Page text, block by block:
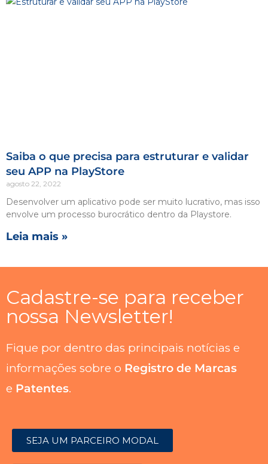
Saiba o que precisa para estruturar e validar
seu APP na PlayStore
agosto 22, 2022
Desenvolver um aplicativo pode ser muito lucrativo, mas isso
envolve um processo burocrático dentro da Playstore.
Leia mais »
Cadastre-se para receber
nossa Newsletter!
Fique por dentro das principais notícias e
informações sobre o Registro de Marcas
e Patentes.
SEJA UM PARCEIRO MODAL